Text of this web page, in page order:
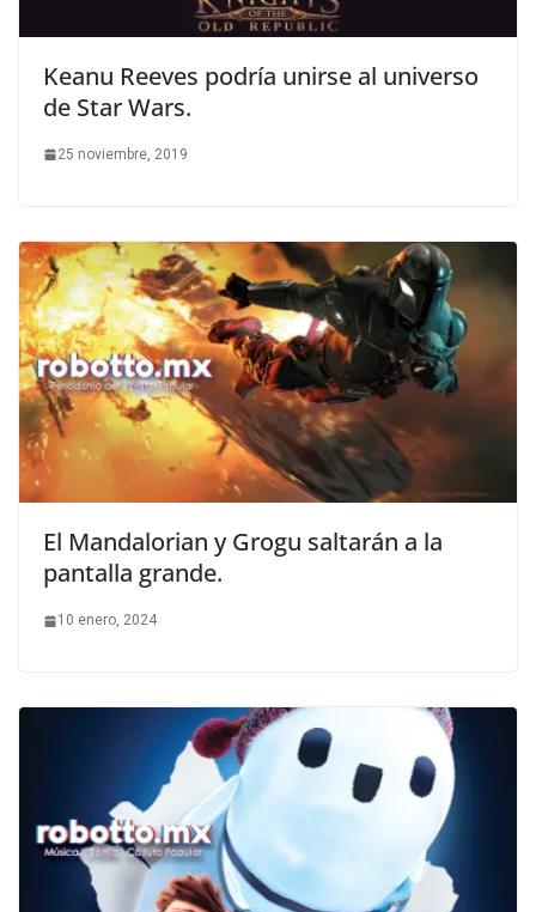
Keanu Reeves podría unirse al universo
de Star Wars.
25 noviembre, 2019
El Mandalorian y Grogu saltarán a la
pantalla grande.
10 enero, 2024